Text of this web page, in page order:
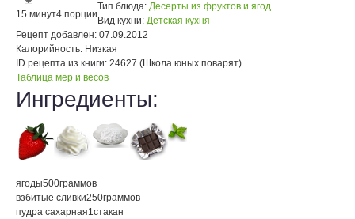
15 минут4 порции
Тип блюда: Десерты из фруктов и ягод
Вид кухни: Детская кухня
Рецепт добавлен: 07.09.2012
Калорийность: Низкая
ID рецепта из книги: 24627 (Школа юных поварят)
Таблица мер и весов
Ингредиенты:
ягоды500граммов
взбитые сливки250граммов
пудра сахарная1стакан